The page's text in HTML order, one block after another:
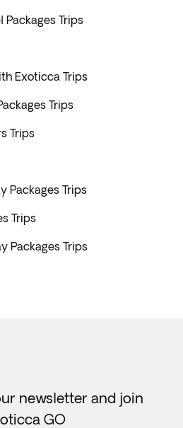
Packages Trips
Exoticca Trips
Trips
Trips
Packages Trips
Trips
Packages Trips
newsletter and join
GO